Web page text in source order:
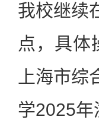
我校继续
点，具体
上海市
学2025年